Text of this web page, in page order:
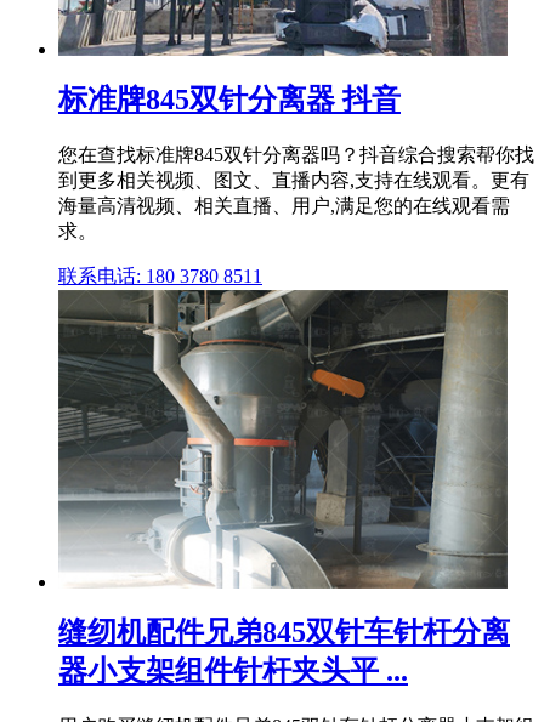
标准牌845双针分离器 抖音
您在查找标准牌845双针分离器吗？抖音综合搜索帮你找
到更多相关视频、图文、直播内容,支持在线观看。更有
海量高清视频、相关直播、用户,满足您的在线观看需
求。
联系电话: 180 3780 8511
缝纫机配件兄弟845双针车针杆分离
器小支架组件针杆夹头平 ...